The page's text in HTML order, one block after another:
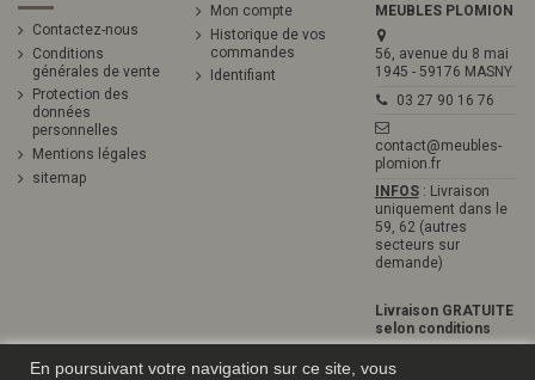
En poursuivant votre navigation sur ce site, vous
Contactez-nous
Conditions
générales de vente
Protection des
données
personnelles
Mentions légales
sitemap
Mon compte
Historique de vos
commandes
Identifiant
MEUBLES PLOMION
56, avenue du 8 mai
1945 - 59176 MASNY
03 27 90 16 76
contact@meubles-
plomion.fr
INFOS: Livraison
uniquement dans le
59, 62 (autres
secteurs sur
demande)
Livraison GRATUITE
selon conditions